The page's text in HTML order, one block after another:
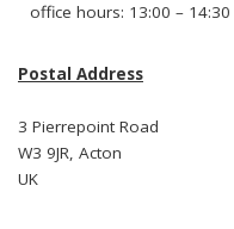
office hours: 13:00 – 14:30
Postal Address
3 Pierrepoint Road
W3 9JR, Acton
UK